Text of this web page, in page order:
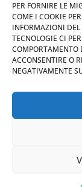
PER FORNIRE LE
COME I COOKIE
INFORMAZIONI DEL
TECNOLOGIE CI
COMPORTAMENTO
ACCONSENTIRE O
NEGATIVAMENTE
Privacy
Cookie Policy